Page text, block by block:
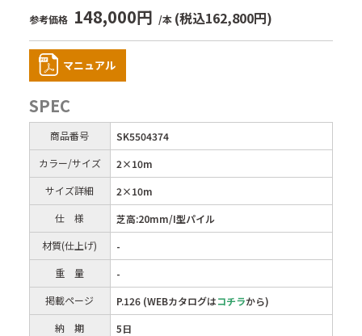
参考価格 148,000円 /本 (税込162,800円)
マニュアル
SPEC
商品番号
SK5504374
カラー/サイズ
2×10m
サイズ詳細
2×10m
仕 様
芝高:20mm/I型パイル
材質(仕上げ)
-
重 量
-
掲載ページ
P.126 (WEBカタログはコチラから)
納 期
5日